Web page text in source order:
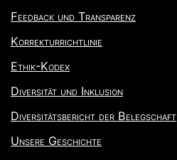
Feedback und Transparenz
Korrekturrichtlinie
Ethik-Kodex
Diversität und Inklusion
Diversitätsbericht der Belegschaft
Unsere Geschichte